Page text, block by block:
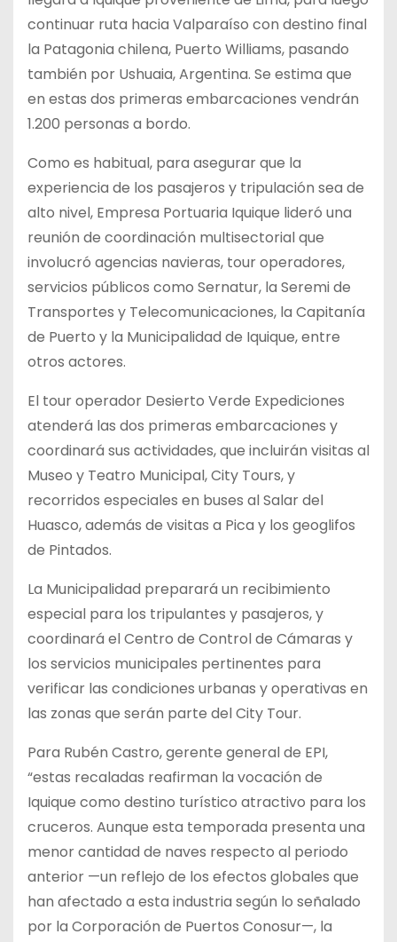
continuar ruta hacia Valparaíso con destino final
la Patagonia chilena, Puerto Williams, pasando
también por Ushuaia, Argentina. Se estima que
en estas dos primeras embarcaciones vendrán
1.200 personas a bordo.
Como es habitual, para asegurar que la
experiencia de los pasajeros y tripulación sea de
alto nivel, Empresa Portuaria Iquique lideró una
reunión de coordinación multisectorial que
involucró agencias navieras, tour operadores,
servicios públicos como Sernatur, la Seremi de
Transportes y Telecomunicaciones, la Capitanía
de Puerto y la Municipalidad de Iquique, entre
otros actores.
El tour operador Desierto Verde Expediciones
atenderá las dos primeras embarcaciones y
coordinará sus actividades, que incluirán visitas al
Museo y Teatro Municipal, City Tours, y
recorridos especiales en buses al Salar del
Huasco, además de visitas a Pica y los geoglifos
de Pintados.
La Municipalidad preparará un recibimiento
especial para los tripulantes y pasajeros, y
coordinará el Centro de Control de Cámaras y
los servicios municipales pertinentes para
verificar las condiciones urbanas y operativas en
las zonas que serán parte del City Tour.
Para Rubén Castro, gerente general de EPI,
“estas recaladas reafirman la vocación de
Iquique como destino turístico atractivo para los
cruceros. Aunque esta temporada presenta una
menor cantidad de naves respecto al periodo
anterior —un reflejo de los efectos globales que
han afectado a esta industria según lo señalado
por la Corporación de Puertos Conosur—, la